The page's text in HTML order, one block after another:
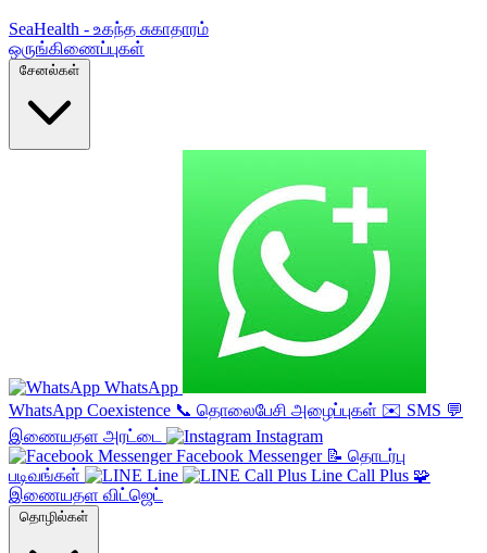
SeaHealth - உகந்த சுகாதாரம்
ஒருங்கிணைப்புகள்
சேனல்கள்
WhatsApp
WhatsApp Coexistence 📞 தொலைபேசி அழைப்புகள் ✉️ SMS 💬
இணையதள அரட்டை
Instagram
Facebook Messenger 📝 தொடர்பு
படிவங்கள்
Line Line Call Plus 🧩
இணையதள விட்ஜெட்
தொழில்கள்